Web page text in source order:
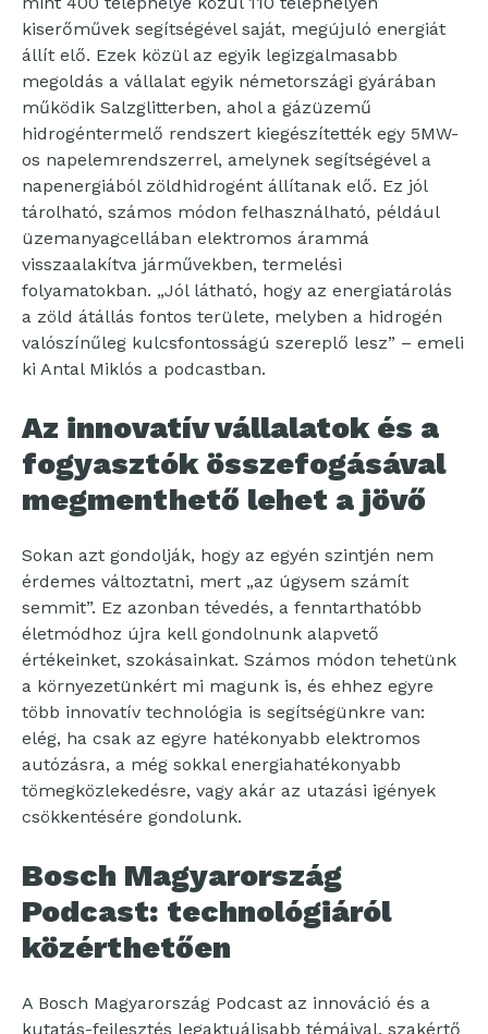
kiserőművek segítségével saját, megújuló energiát
állít elő. Ezek közül az egyik legizgalmasabb
megoldás a vállalat egyik németországi gyárában
működik Salzglitterben, ahol a gázüzemű
hidrogéntermelő rendszert kiegészítették egy 5MW-
os napelemrendszerrel, amelynek segítségével a
napenergiából zöldhidrogént állítanak elő. Ez jól
tárolható, számos módon felhasználható, például
üzemanyagcellában elektromos árammá
visszaalakítva járművekben, termelési
folyamatokban. „Jól látható, hogy az energiatárolás
a zöld átállás fontos területe, melyben a hidrogén
valószínűleg kulcsfontosságú szereplő lesz” – emeli
ki Antal Miklós a podcastban.
Az innovatív vállalatok és a
fogyasztók összefogásával
megmenthető lehet a jövő
Sokan azt gondolják, hogy az egyén szintjén nem
érdemes változtatni, mert „az úgysem számít
semmit”. Ez azonban tévedés, a fenntarthatóbb
életmódhoz újra kell gondolnunk alapvető
értékeinket, szokásainkat. Számos módon tehetünk
a környezetünkért mi magunk is, és ehhez egyre
több innovatív technológia is segítségünkre van:
elég, ha csak az egyre hatékonyabb elektromos
autózásra, a még sokkal energiahatékonyabb
tömegközlekedésre, vagy akár az utazási igények
csökkentésére gondolunk.
Bosch Magyarország
Podcast: technológiáról
közérthetően
A Bosch Magyarország Podcast az innováció és a
kutatás-fejlesztés legaktuálisabb témáival, szakértő